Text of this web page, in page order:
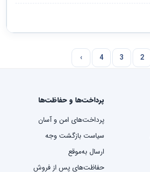
2
3
4
›
پرداخت‌ها و حفاظت‌ها
پرداخت‌های امن و آسان
سیاست بازگشت وجه
ارسال به‌موقع
حفاظت‌های پس از فروش